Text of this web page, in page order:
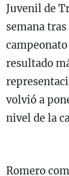
Juvenil de
semana
resultado
volvió a
nivel de la
Romero